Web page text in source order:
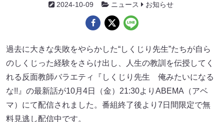
2024-10-09 ニュース お知らせ
過去に大きな失敗をやらかした“しくじり先生”たちが自ら
のしくじった経験をさらけ出し、人生の教訓を伝授してく
れる反面教師バラエティ『しくじり先生 俺みたいになる
な!!』の最新話が10月4日（金）21:30よりABEMA（アベ
マ）にて配信されました。番組終了後より7日間限定で無
料見逃し配信中です。